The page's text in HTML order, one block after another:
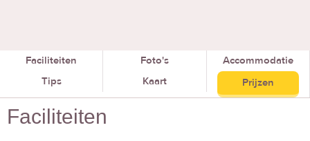
Faciliteiten Foto's
Accommodatie
Tips
Kaart Prijzen
Faciliteiten